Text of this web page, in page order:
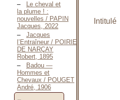
Le cheval et
la plume ! :
nouvelles / PAPIN
Jacques, 2022
Jacques
l’Entraîneur / POIRIER
DE NARÇAY
Robert, 1895
Badou —
Hommes et
Chevaux / POUGET
André, 1906
Intitulé